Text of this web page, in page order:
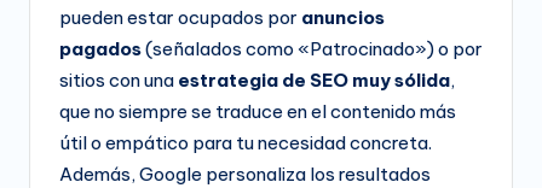
pueden estar ocupados por anuncios
pagados(señalados como «Patrocinado») o por
sitios con una estrategia de SEO muy sólida,
que no siempre se traduce en el contenido más
útil o empático para tu necesidad concreta.
Además, Google personaliza los resultados